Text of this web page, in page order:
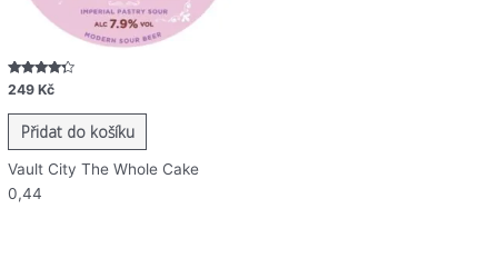
Hodnocení
4.08
z 5
249Kč
Přidat do košíku
Vault City The Whole Cake
0,44